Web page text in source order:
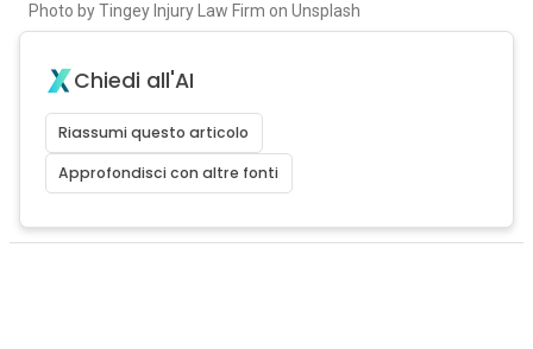
Photo by Tingey Injury Law Firm on Unsplash
Chiedi all'AI
Riassumi questo articolo
Approfondisci con altre fonti